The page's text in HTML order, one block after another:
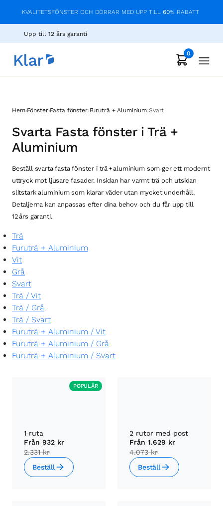
KVALITETSFÖNSTER OCH DÖRRAR MED UPP TILL 60% RABATT
Upp till 12 års garanti
0
Hem›Fönster›Fasta fönster›Furuträ + Aluminium›Svart
Svarta Fasta fönster i Trä +
Aluminium
Beställ svarta fasta fönster i trä + aluminium som ger ett modernt
uttryck mot ljusare fasader. Insidan har varmt trä och utsidan
slitstark aluminium som klarar väder utan mycket underhåll.
Detaljerna kan anpassas efter dina behov och du får upp till
12 års garanti.
Trä
Furuträ + Aluminium
Vit
Grå
Svart
Trä / Vit
Trä / Grå
Trä / Svart
Furuträ + Aluminium / Vit
Furuträ + Aluminium / Grå
Furuträ + Aluminium / Svart
POPULÄR
1 ruta
Från 932 kr
2.331 kr
Beställ
2 rutor med post
Från 1.629 kr
4.073 kr
Beställ